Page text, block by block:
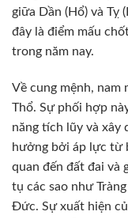
giữa Dần (Hổ) và Tỵ
đây là điểm mấu
trong năm nay.
Về cung mệnh, nam
Thổ. Sự phối hợp
năng tích lũy và xây
hưởng bởi áp lực từ
quan đến đất đai và
tụ các sao như
Đức. Sự xuất hiện